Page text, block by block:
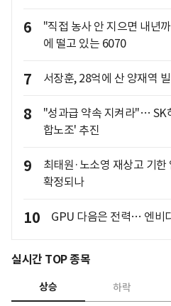
6
"직접 농사 안 지으면 내년
에 떨고 있는 6070
7 서장훈, 28억에 산 양재역
8
"성과급 약속 지켜라"… SK
합노조' 추진
9
최태원·노소영 재상고 기
확정되나
10 GPU 다음은 전력… 엔비
실시간 TOP 종목
상승 하락